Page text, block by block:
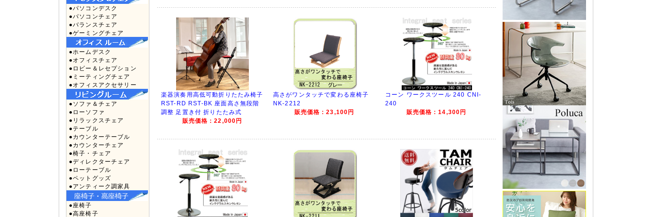
●パソコンデスク
●パソコンチェア
●バランスチェア
●ゲーミングチェア
●ホームデスク
●オフィスチェア
●ロビー＆レセプション
●ミーティングチェア
●オフィスアクセサリー
●ソファ＆チェア
●ローソファ
●リラックスチェア
●テーブル
●カウンターテーブル
●カウンターチェア
●椅子・チェア
●ディレクターチェア
●ローテーブル
●ペットグッズ
●アンティーク調家具
●座椅子
●高座椅子
楽器演奏用高低可動折りたたみ椅子
RST-RD RST-BK 座面高さ無段階
調整 足置き付 折りたたみ式
販売価格：22,000円
高さがワンタッチで変わる座椅子
NK-2212
販売価格：23,100円
コーン ワークスツール 240 CNI-
240
販売価格：14,300円